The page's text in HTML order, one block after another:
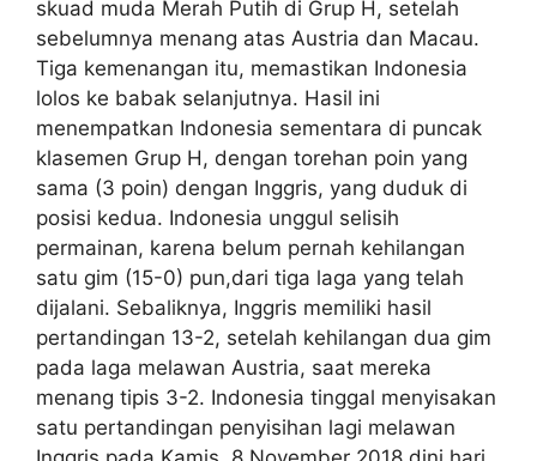
skuad muda Merah Putih di Grup H, setelah
sebelumnya menang atas Austria dan Macau.
Tiga kemenangan itu, memastikan Indonesia
lolos ke babak selanjutnya. Hasil ini
menempatkan Indonesia sementara di puncak
klasemen Grup H, dengan torehan poin yang
sama (3 poin) dengan Inggris, yang duduk di
posisi kedua. Indonesia unggul selisih
permainan, karena belum pernah kehilangan
satu gim (15-0) pun,dari tiga laga yang telah
dijalani. Sebaliknya, Inggris memiliki hasil
pertandingan 13-2, setelah kehilangan dua gim
pada laga melawan Austria, saat mereka
menang tipis 3-2. Indonesia tinggal menyisakan
satu pertandingan penyisihan lagi melawan